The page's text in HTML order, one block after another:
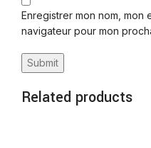
Enregistrer mon nom, mon
navigateur pour mon
Related products